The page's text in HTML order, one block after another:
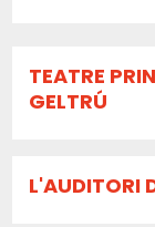
TEATRE
GELTRÚ
L'AUDITORI